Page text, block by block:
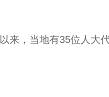
，当地有35位人大